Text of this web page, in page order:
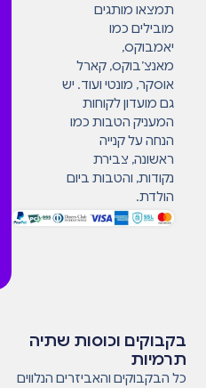
תמצאו מותגים
מובילים כמו
יאמבוקס,
מאנצ’בוקס, קארל
אוסקר, מונטי ועוד. יש
גם מועדון לקוחות
המעניק הטבות כמו
הנחה על קנייה
ראשונה, צבירת
נקודות, והטבות ביום
הולדת.
בקבוקים וכוסות שתיה
תרמיות
כל הבקבוקים והאביזרים הנלווים